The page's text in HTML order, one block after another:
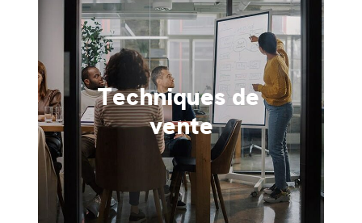
Techniques de
vente